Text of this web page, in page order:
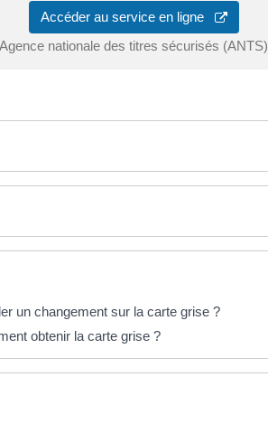
Accéder au service en ligne
Agence nationale des titres sécurisés (ANTS)
un changement sur la carte grise ?
obtenir la carte grise ?